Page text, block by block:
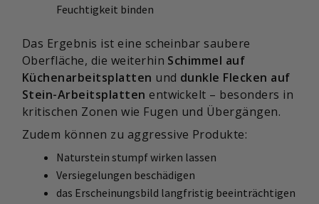
Feuchtigkeit binden
Das Ergebnis ist eine scheinbar saubere
Oberfläche, die weiterhin Schimmel auf
Küchenarbeitsplatten und dunkle Flecken auf
Stein-Arbeitsplatten entwickelt – besonders in
kritischen Zonen wie Fugen und Übergängen.
Zudem können zu aggressive Produkte:
Naturstein stumpf wirken lassen
Versiegelungen beschädigen
das Erscheinungsbild langfristig beeinträchtigen